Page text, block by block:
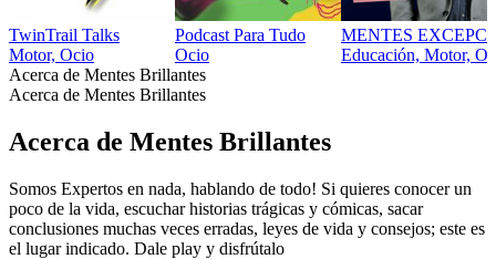
TwinTrail Talks
Motor, Ocio
Podcast Para Tudo
Ocio
MENTES
Educación, Motor,
Acerca de Mentes Brillantes
Acerca de Mentes Brillantes
Acerca de Mentes Brillantes
Somos Expertos en nada, hablando de todo! Si quieres conocer un
poco de la vida, escuchar historias trágicas y cómicas, sacar
conclusiones muchas veces erradas, leyes de vida y consejos; este es
el lugar indicado. Dale play y disfrútalo